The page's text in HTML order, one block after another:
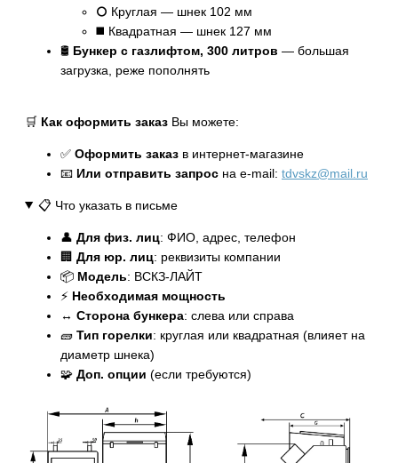
⭘ Круглая — шнек 102 мм
◼️ Квадратная — шнек 127 мм
🛢️ Бункер с газлифтом, 300 литров — большая
загрузка, реже пополнять
🛒 Как оформить заказ Вы можете:
✅ Оформить заказ в интернет-магазине
📧 Или отправить запрос на e-mail: tdvskz@mail.ru
📋 Что указать в письме
👤 Для физ. лиц: ФИО, адрес, телефон
🏢 Для юр. лиц: реквизиты компании
📦 Модель: ВСКЗ-ЛАЙТ
⚡ Необходимая мощность
↔️ Сторона бункера: слева или справа
🧱 Тип горелки: круглая или квадратная (влияет на
диаметр шнека)
🧩 Доп. опции (если требуются)